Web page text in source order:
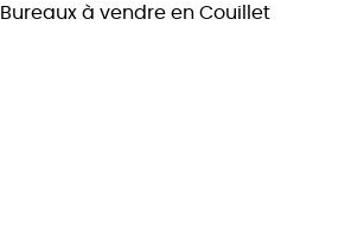
Bureaux à vendre en Couillet